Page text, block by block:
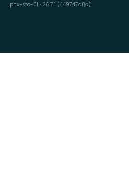
phx-sto-01 · 26.7.1 (449747a8c)